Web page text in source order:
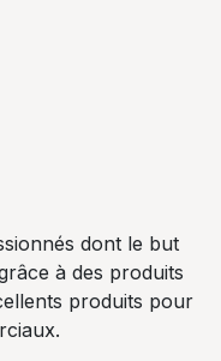
dont le but
à des produits
produits pour